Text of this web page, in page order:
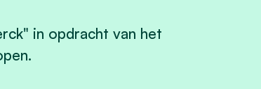
in opdracht van het